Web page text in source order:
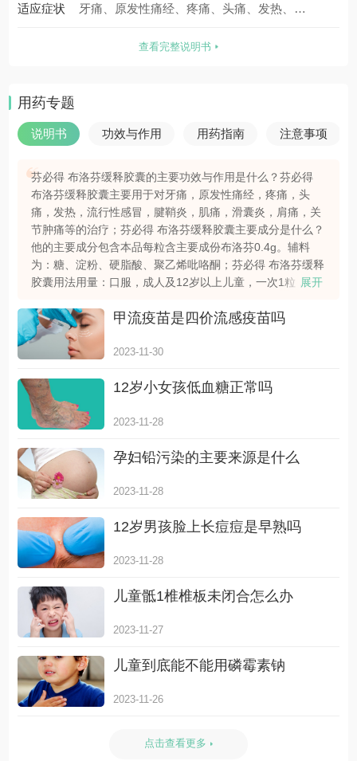
服用两次(早晚各一次)。
适应症状 牙痛、原发性痛经、疼痛、头痛、发热、流
查看完整说明书
用药专题
说明书 功效与作用 用药指南 注意事项
芬必得 布洛芬缓释胶囊的主要功效与作用是什么？芬必得
布洛芬缓释胶囊主要用于对牙痛，原发性痛经，疼痛，头
痛，发热，流行性感冒，腱鞘炎，肌痛，滑囊炎，肩痛，关
节肿痛等的治疗；芬必得 布洛芬缓释胶囊主要成分是什么？
他的主要成分包含本品每粒含主要成份布洛芬0.4g。辅料
为：糖、淀粉、硬脂酸、聚乙烯吡咯酮；芬必得 布洛芬缓释
胶囊用法用量：口服，成人及12岁以上儿童，一次1粒，每
布洛芬缓释胶囊详细说明书。
展开
甲流疫苗是四价流感疫苗吗
2023-11-30
12岁小女孩低血糖正常吗
2023-11-28
孕妇铅污染的主要来源是什么
2023-11-28
12岁男孩脸上长痘痘是早熟吗
2023-11-28
儿童骶1椎椎板未闭合怎么办
2023-11-27
儿童到底能不能用磷霉素钠
2023-11-26
点击查看更多